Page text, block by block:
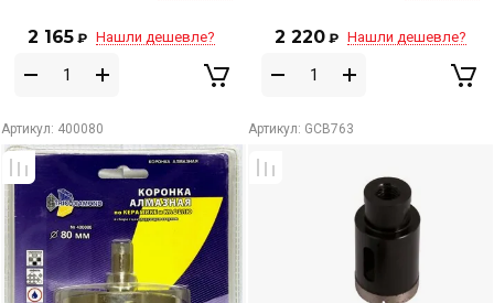
2 165 ₽ Нашли дешевле? 2 220 ₽ Нашли дешевле?
Артикул: 400080 Артикул: GCB763